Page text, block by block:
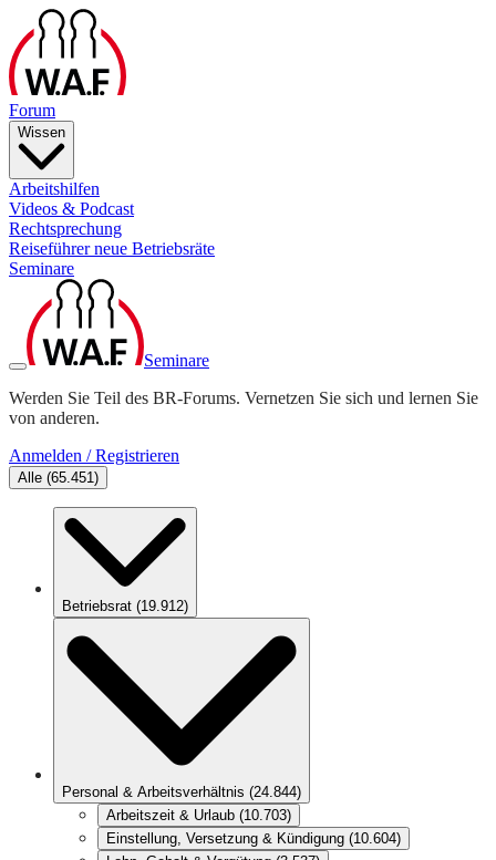
Forum
Wissen
Arbeitshilfen
Videos & Podcast
Rechtsprechung
Reiseführer neue Betriebsräte
Seminare
Seminare
Werden Sie Teil des BR-Forums. Vernetzen Sie sich und lernen Sie
von anderen.
Anmelden / Registrieren
Alle (65.451)
Betriebsrat (19.912)
Personal & Arbeitsverhältnis (24.844)
Arbeitszeit & Urlaub (10.703)
Einstellung, Versetzung & Kündigung (10.604)